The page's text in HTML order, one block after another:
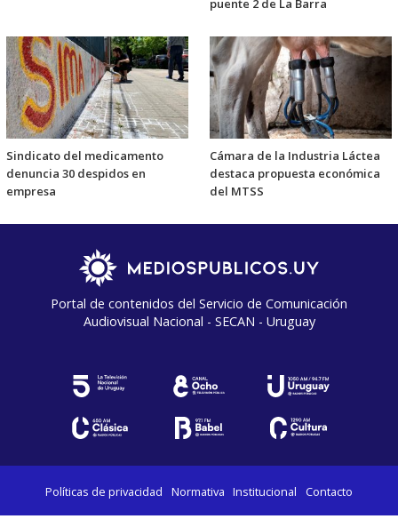
puente 2 de La Barra
Sindicato del medicamento
denuncia 30 despidos en
empresa
Cámara de la Industria Láctea
destaca propuesta económica
del MTSS
Portal de contenidos del Servicio de Comunicación
Audiovisual Nacional - SECAN - Uruguay
Políticas de privacidad Normativa Institucional Contacto